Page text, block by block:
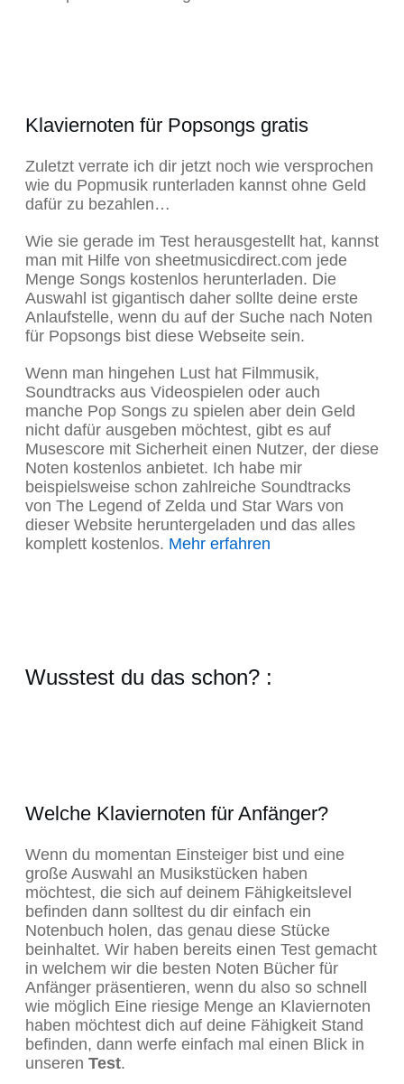
Klaviernoten für Popsongs gratis
Zuletzt verrate ich dir jetzt noch wie versprochen
wie du Popmusik runterladen kannst ohne Geld
dafür zu bezahlen…
Wie sie gerade im Test herausgestellt hat, kannst
man mit Hilfe von sheetmusicdirect.com jede
Menge Songs kostenlos herunterladen. Die
Auswahl ist gigantisch daher sollte deine erste
Anlaufstelle, wenn du auf der Suche nach Noten
für Popsongs bist diese Webseite sein.
Wenn man hingehen Lust hat Filmmusik,
Soundtracks aus Videospielen oder auch
manche Pop Songs zu spielen aber dein Geld
nicht dafür ausgeben möchtest, gibt es auf
Musescore mit Sicherheit einen Nutzer, der diese
Noten kostenlos anbietet. Ich habe mir
beispielsweise schon zahlreiche Soundtracks
von The Legend of Zelda und Star Wars von
dieser Website heruntergeladen und das alles
komplett kostenlos. Mehr erfahren
Wusstest du das schon? :
Welche Klaviernoten für Anfänger?
Wenn du momentan Einsteiger bist und eine
große Auswahl an Musikstücken haben
möchtest, die sich auf deinem Fähigkeitslevel
befinden dann solltest du dir einfach ein
Notenbuch holen, das genau diese Stücke
beinhaltet. Wir haben bereits einen Test gemacht
in welchem wir die besten Noten Bücher für
Anfänger präsentieren, wenn du also so schnell
wie möglich Eine riesige Menge an Klaviernoten
haben möchtest dich auf deine Fähigkeit Stand
befinden, dann werfe einfach mal einen Blick in
unseren Test.